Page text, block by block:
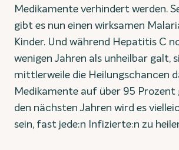
Medikamente verhindert werden.
gibt es nun einen wirksamen
Kinder. Und während Hepatitis C
wenigen Jahren als unheilbar galt,
mittlerweile die Heilungschancen
Medikamente auf über 95 Prozent
den nächsten Jahren wird es
sein, fast jede:n Infizierte:n zu